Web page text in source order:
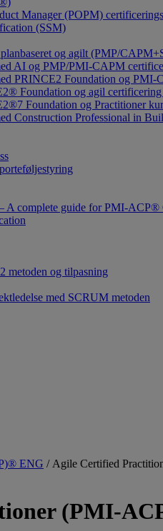
Manager (POPM)
(SSM)
og agilt (PMP/
AI og PMP/PMI-CAPM
PRINCE2 Foundation og
Foundation og agil
Foundation og Practitioner
Construction Professional in
A complete guide for PMI-ACP®
metoden og tilpasning
med SCRUM metoden
ENG / Agile Certified
(PMI-